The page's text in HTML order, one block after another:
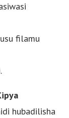
filamu
hubadilisha